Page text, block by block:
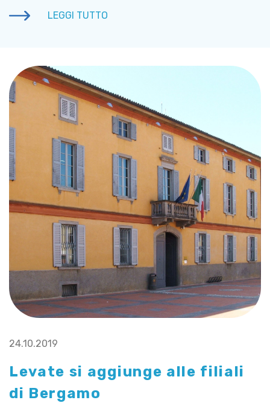
LEGGI TUTTO
24.10.2019
Levate si aggiunge alle filiali
di Bergamo